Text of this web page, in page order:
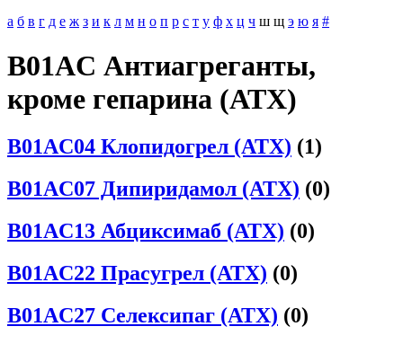
а б в г д е ж з и к л м н о п р с т у ф х ц ч ш щ э ю я #
B01AC Антиагреганты,
кроме гепарина (АТХ)
B01AC04 Клопидогрел (АТХ) (1)
B01AC07 Дипиридамол (АТХ) (0)
B01AC13 Абциксимаб (АТХ) (0)
B01AC22 Прасугрел (АТХ) (0)
B01AC27 Селексипаг (АТХ) (0)